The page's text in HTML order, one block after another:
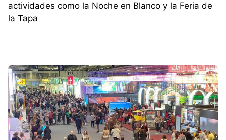
actividades como la Noche en Blanco y la Feria de
la Tapa